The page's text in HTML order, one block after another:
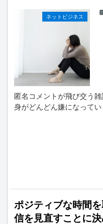
ネットビジネス
匿名コメントが飛び交う
身がどんどん嫌になって
ポジティブな時間
信を見直すことに